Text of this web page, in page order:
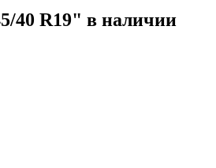
40 R19" в наличии